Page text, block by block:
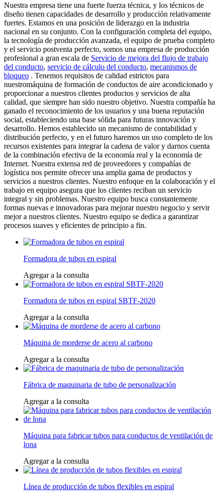
Nuestra empresa tiene una fuerte fuerza técnica, y los técnicos de
diseño tienen capacidades de desarrollo y producción relativamente
fuertes. Estamos en una posición de liderazgo en la industria
nacional en su conjunto. Con la configuración completa del equipo,
la tecnología de producción avanzada, el equipo de prueba completo
y el servicio postventa perfecto, somos una empresa de producción
profesional a gran escala de Servicio de mejora del flujo de trabajo
del conducto, servicio de cálculo del conducto, mecanismos de
bloqueo . Tenemos requisitos de calidad estrictos para
nuestromáquina de formación de conductos de aire acondicionado y
proporcionar a nuestros clientes productos y servicios de alta
calidad, que siempre han sido nuestro objetivo. Nuestra compañía ha
ganado el reconocimiento de los usuarios y una buena reputación
social, estableciendo una base sólida para futuras innovación y
desarrollo. Hemos establecido un mecanismo de contabilidad y
distribución perfecto, y en el futuro haremos un uso completo de los
recursos existentes para integrar la cadena de valor y darnos cuenta
de la combinación efectiva de la economía real y la economía de
Internet. Nuestra extensa red de proveedores y compañías de
logística nos permite ofrecer una amplia gama de productos y
servicios a nuestros clientes. Nuestro enfoque en la colaboración y el
trabajo en equipo asegura que los clientes reciban un servicio
integral y sin problemas. Nuestro equipo busca constantemente
formas nuevas e innovadoras para mejorar nuestro negocio y servir
mejor a nuestros clientes. Nuestro equipo se dedica a garantizar
procesos suaves y eficientes de principio a fin.
Formadora de tubos en espiral
Agregar a la consulta
Formadora de tubos en espiral SBTF-2020
Agregar a la consulta
Máquina de morderse de acero al carbono
Agregar a la consulta
Fábrica de maquinaria de tubo de personalización
Agregar a la consulta
Máquina para fabricar tubos para conductos de ventilación de
lona
Agregar a la consulta
Línea de producción de tubos flexibles en espiral